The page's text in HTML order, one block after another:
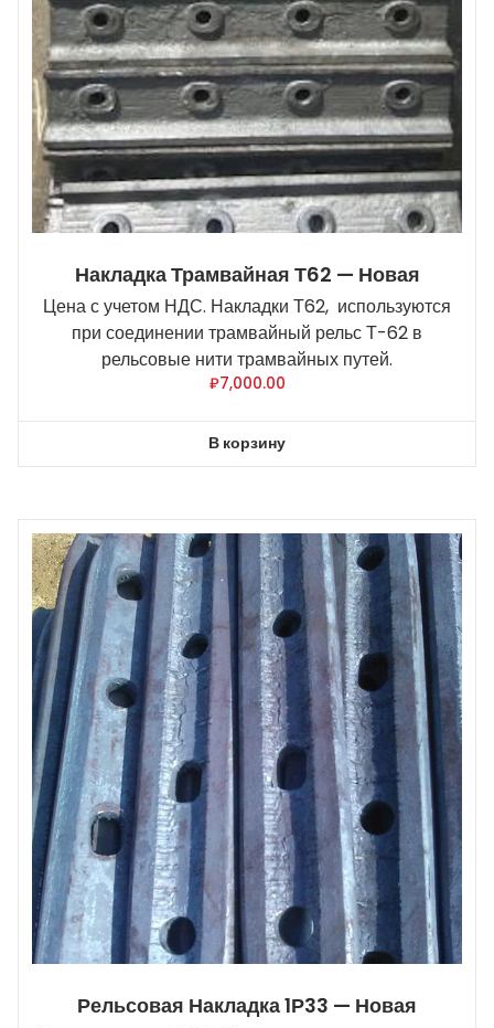
Накладка Трамвайная Т62 — Новая
Цена с учетом НДС. Накладки Т62, используются
при соединении трамвайный рельс Т-62 в
рельсовые нити трамвайных путей.
₽7,000.00
В корзину
Рельсовая Накладка 1Р33 — Новая